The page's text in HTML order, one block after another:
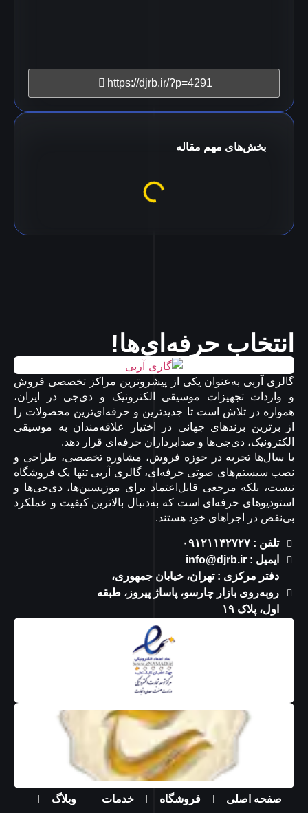
https://djrb.ir/?p=4291
بخش‌های مهم مقاله
انتخاب حرفه‌ای‌ها!
گالری آربی به‌عنوان یکی از پیشروترین مراکز تخصصی فروش
و واردات تجهیزات موسیقی الکترونیک و دی‌جی در ایران،
همواره در تلاش است تا جدیدترین و حرفه‌ای‌ترین محصولات را
از برترین برندهای جهانی در اختیار علاقه‌مندان به موسیقی
الکترونیک، دی‌جی‌ها و صدابرداران حرفه‌ای قرار دهد.
با سال‌ها تجربه در حوزه فروش، مشاوره تخصصی، طراحی و
نصب سیستم‌های صوتی حرفه‌ای، گالری آربی تنها یک فروشگاه
نیست، بلکه مرجعی قابل‌اعتماد برای موزیسین‌ها، دی‌جی‌ها و
استودیوهای حرفه‌ای است که به‌دنبال بالاترین کیفیت و عملکرد
بی‌نقص در اجراهای خود هستند.
تلفن : ۰۹۱۲۱۱۴۲۷۲۷
ایمیل : info@djrb.ir
دفتر مرکزی : تهران، خیابان جمهوری،
روبه‌روی بازار چارسو، پاساژ پیروز، طبقه
اول، پلاک ۱۹
صفحه اصلی فروشگاه خدمات وبلاگ